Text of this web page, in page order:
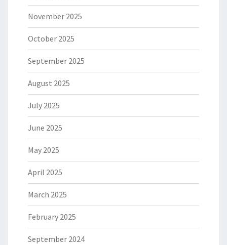
November 2025
October 2025
September 2025
August 2025
July 2025
June 2025
May 2025
April 2025
March 2025
February 2025
September 2024